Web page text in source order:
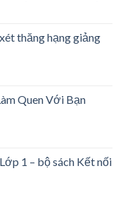
thăng hạng giảng
Quen Với Bạn
1 – bộ sách Kết nối